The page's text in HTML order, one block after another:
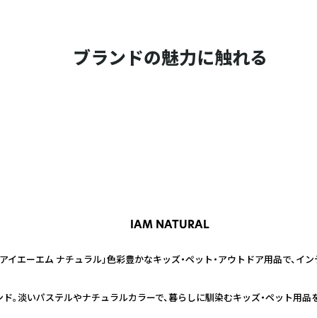
ブランドの魅力に触れる
IAM NATURAL
エーエム ナチュラル」色彩豊かなキッズ・ペット・アウトドア用品で、イ
。淡いパステルやナチュラルカラーで、暮らしに馴染むキッズ・ペット用品